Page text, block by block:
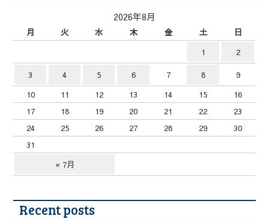
2026年8月
月 火 水 木 金 土 日
« 7月
1
2
3
4 5 6 7 8
9
10
11 12 13 14 15
16
17
18 19 20 21 22
23
24
25 26 27 28 29
30
31
Recent posts